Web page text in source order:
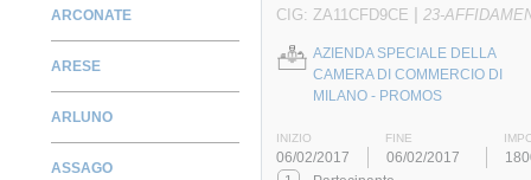
ARCONATE
ARESE
ARLUNO
ASSAGO
CIG: ZA11CFD9CE | 23-
AZIENDA SPECIALE DELLA
CAMERA DI COMMERCIO DI
MILANO - PROMOS
INIZIO FINE
06/02/2017 06/02/2017